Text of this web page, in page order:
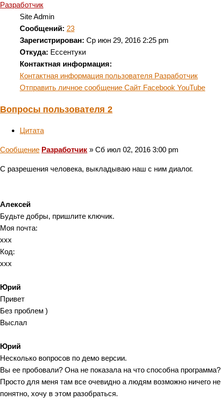
Разработчик
Site Admin
Сообщений: 23
Зарегистрирован: Ср июн 29, 2016 2:25 pm
Откуда: Ессентуки
Контактная информация:
Контактная информация пользователя Разработчик
Отправить личное сообщение Сайт Facebook YouTube
Вопросы пользователя 2
Цитата
Сообщение Разработчик » Сб июл 02, 2016 3:00 pm
С разрешения человека, выкладываю наш с ним диалог.
Алексей
Будьте добры, пришлите ключик.
Моя почта:
xxx
Код:
xxx
Юрий
Привет
Без проблем )
Выслал
Юрий
Несколько вопросов по демо версии.
Вы ее пробовали? Она не показала на что способна программа?
Просто для меня там все очевидно а людям возможно ничего не
понятно, хочу в этом разобраться.